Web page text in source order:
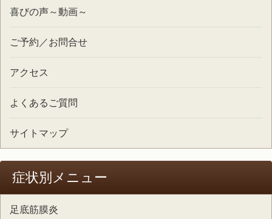
喜びの声～動画～
ご予約／お問合せ
アクセス
よくあるご質問
サイトマップ
症状別メニュー
足底筋膜炎